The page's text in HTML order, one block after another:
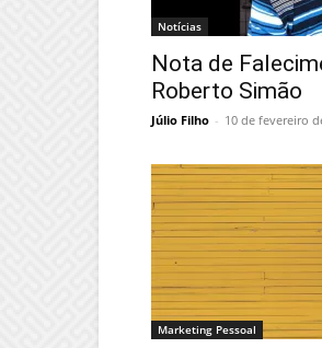
Notícias
Nota de
Roberto Simão
Júlio Filho - 10 de fevereiro
Marketing Pessoal